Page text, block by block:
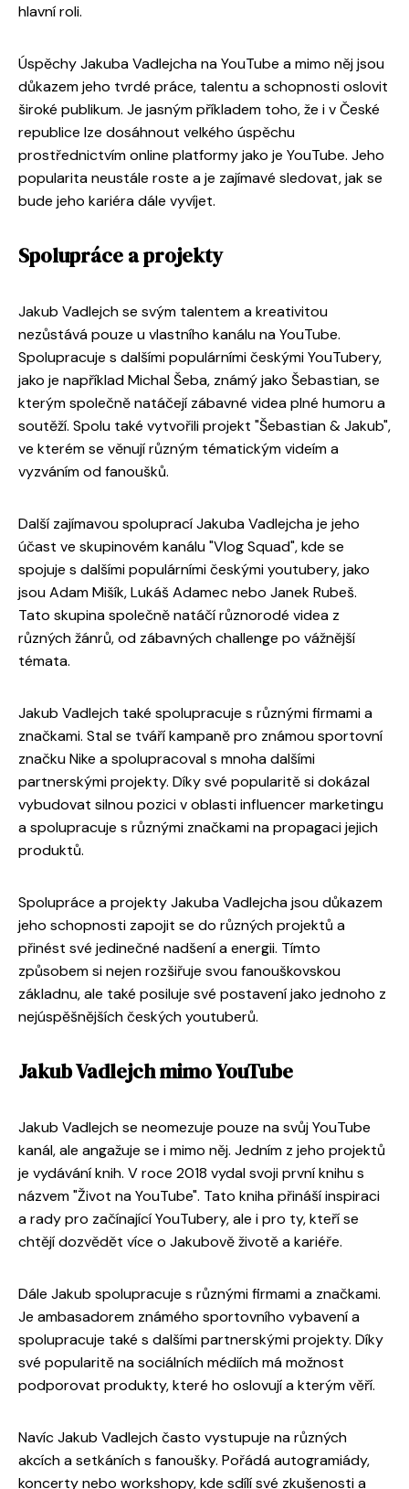
hlavní roli.
Úspěchy Jakuba Vadlejcha na YouTube a mimo něj jsou
důkazem jeho tvrdé práce, talentu a schopnosti oslovit
široké publikum. Je jasným příkladem toho, že i v České
republice lze dosáhnout velkého úspěchu
prostřednictvím online platformy jako je YouTube. Jeho
popularita neustále roste a je zajímavé sledovat, jak se
bude jeho kariéra dále vyvíjet.
Spolupráce a projekty
Jakub Vadlejch se svým talentem a kreativitou
nezůstává pouze u vlastního kanálu na YouTube.
Spolupracuje s dalšími populárními českými YouTubery,
jako je například Michal Šeba, známý jako Šebastian, se
kterým společně natáčejí zábavné videa plné humoru a
soutěží. Spolu také vytvořili projekt "Šebastian & Jakub",
ve kterém se věnují různým tématickým videím a
vyzváním od fanoušků.
Další zajímavou spoluprací Jakuba Vadlejcha je jeho
účast ve skupinovém kanálu "Vlog Squad", kde se
spojuje s dalšími populárními českými youtubery, jako
jsou Adam Mišík, Lukáš Adamec nebo Janek Rubeš.
Tato skupina společně natáčí různorodé videa z
různých žánrů, od zábavných challenge po vážnější
témata.
Jakub Vadlejch také spolupracuje s různými firmami a
značkami. Stal se tváří kampaně pro známou sportovní
značku Nike a spolupracoval s mnoha dalšími
partnerskými projekty. Díky své popularitě si dokázal
vybudovat silnou pozici v oblasti influencer marketingu
a spolupracuje s různými značkami na propagaci jejich
produktů.
Spolupráce a projekty Jakuba Vadlejcha jsou důkazem
jeho schopnosti zapojit se do různých projektů a
přinést své jedinečné nadšení a energii. Tímto
způsobem si nejen rozšiřuje svou fanouškovskou
základnu, ale také posiluje své postavení jako jednoho z
nejúspěšnějších českých youtuberů.
Jakub Vadlejch mimo YouTube
Jakub Vadlejch se neomezuje pouze na svůj YouTube
kanál, ale angažuje se i mimo něj. Jedním z jeho projektů
je vydávání knih. V roce 2018 vydal svoji první knihu s
názvem "Život na YouTube". Tato kniha přináší inspiraci
a rady pro začínající YouTubery, ale i pro ty, kteří se
chtějí dozvědět více o Jakubově životě a kariéře.
Dále Jakub spolupracuje s různými firmami a značkami.
Je ambasadorem známého sportovního vybavení a
spolupracuje také s dalšími partnerskými projekty. Díky
své popularitě na sociálních médiích má možnost
podporovat produkty, které ho oslovují a kterým věří.
Navíc Jakub Vadlejch často vystupuje na různých
akcích a setkáních s fanoušky. Pořádá autogramiády,
koncerty nebo workshopy, kde sdílí své zkušenosti a